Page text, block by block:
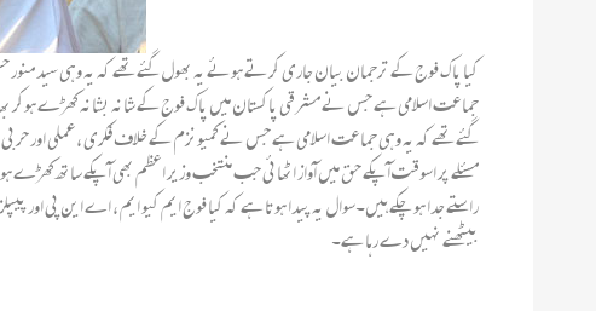
کیا پاک فوج کے ترجمان بیان جاری کرتے ہوئے یہ بھول گئے تھے کہ یہ وہی سید منور
جماعت اسلامی ہے جس نے مشرقی پاکستان میں پاک فوج کے شانہ بشانہ کھڑے ہوکر
گئے تھے کہ یہ وہی جماعت اسلامی ہے جس نے کمیونزم کے خلاف فکری ، عملی اور
مسئلے پر اسوقت آپکے حق میں آواز اٹھائی جب منتخب وزیر اعظم بھی آپکے ساتھ
راستے جدا ہوچکے ہیں۔سوال یہ پیدا ہوتا ہے کہ کیا فوج ایم کیو ایم ، اے این پی
بیٹھنے نہیں دے رہا ہے۔